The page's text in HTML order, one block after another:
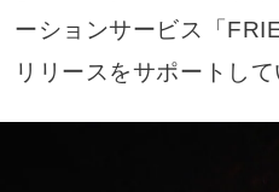
ーションサービス「
リリースをサポートして